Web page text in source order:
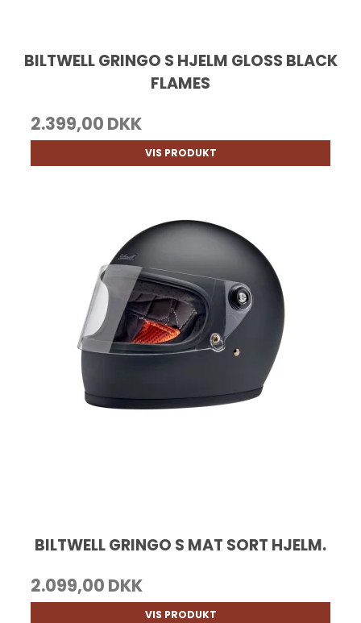
BILTWELL GRINGO S HJELM GLOSS BLACK
FLAMES
2.399,00 DKK
VIS PRODUKT
BILTWELL GRINGO S MAT SORT HJELM.
2.099,00 DKK
VIS PRODUKT